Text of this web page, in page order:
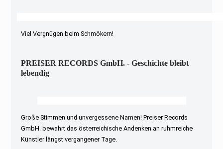
Viel Vergnügen beim Schmökern!
PREISER RECORDS GmbH. - Geschichte bleibt
lebendig
Große Stimmen und unvergessene Namen! Preiser Records
GmbH. bewahrt das österreichische Andenken an ruhmreiche
Künstler längst vergangener Tage.